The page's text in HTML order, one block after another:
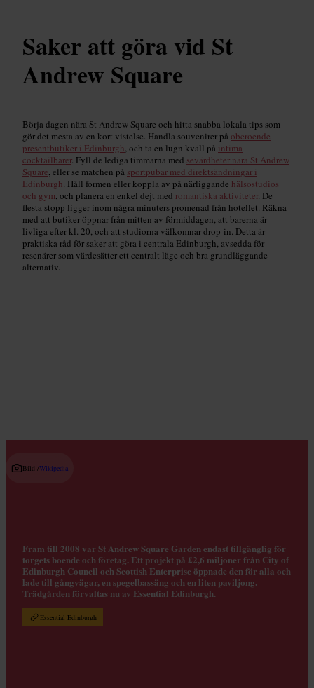
Saker att göra vid St
Andrew Square
Börja dagen nära St Andrew Square och hitta snabba lokala tips som
gör det mesta av en kort vistelse. Handla souvenirer på oberoende
presentbutiker i Edinburgh , och ta en lugn kväll på intima
cocktailbarer. Fyll de lediga timmarna med sevärdheter nära St Andrew
Square , eller se matchen på sportpubar med direktsändningar i
Edinburgh . Håll formen eller koppla av på närliggande hälsostudios
och gym , och planera en enkel dejt med romantiska aktiviteter. De
flesta stopp ligger inom några minuters promenad från hotellet. Räkna
med att butiker öppnar från mitten av förmiddagen, att barerna är
livliga efter kl. 20, och att studiorna välkomnar drop-in. Detta är
praktiska råd för saker att göra i centrala Edinburgh, avsedda för
resenärer som värdesätter ett centralt läge och bra grundläggande
alternativ.
Bild /Wikipedia
Fram till 2008 var St Andrew Square Garden endast tillgänglig för
torgets boende och företag. Ett projekt på £2,6 miljoner från City of
Edinburgh Council och Scottish Enterprise öppnade den för alla och
lade till gångvägar, en spegelbassäng och en liten paviljong.
Trädgården förvaltas nu av Essential Edinburgh.
Essential Edinburgh